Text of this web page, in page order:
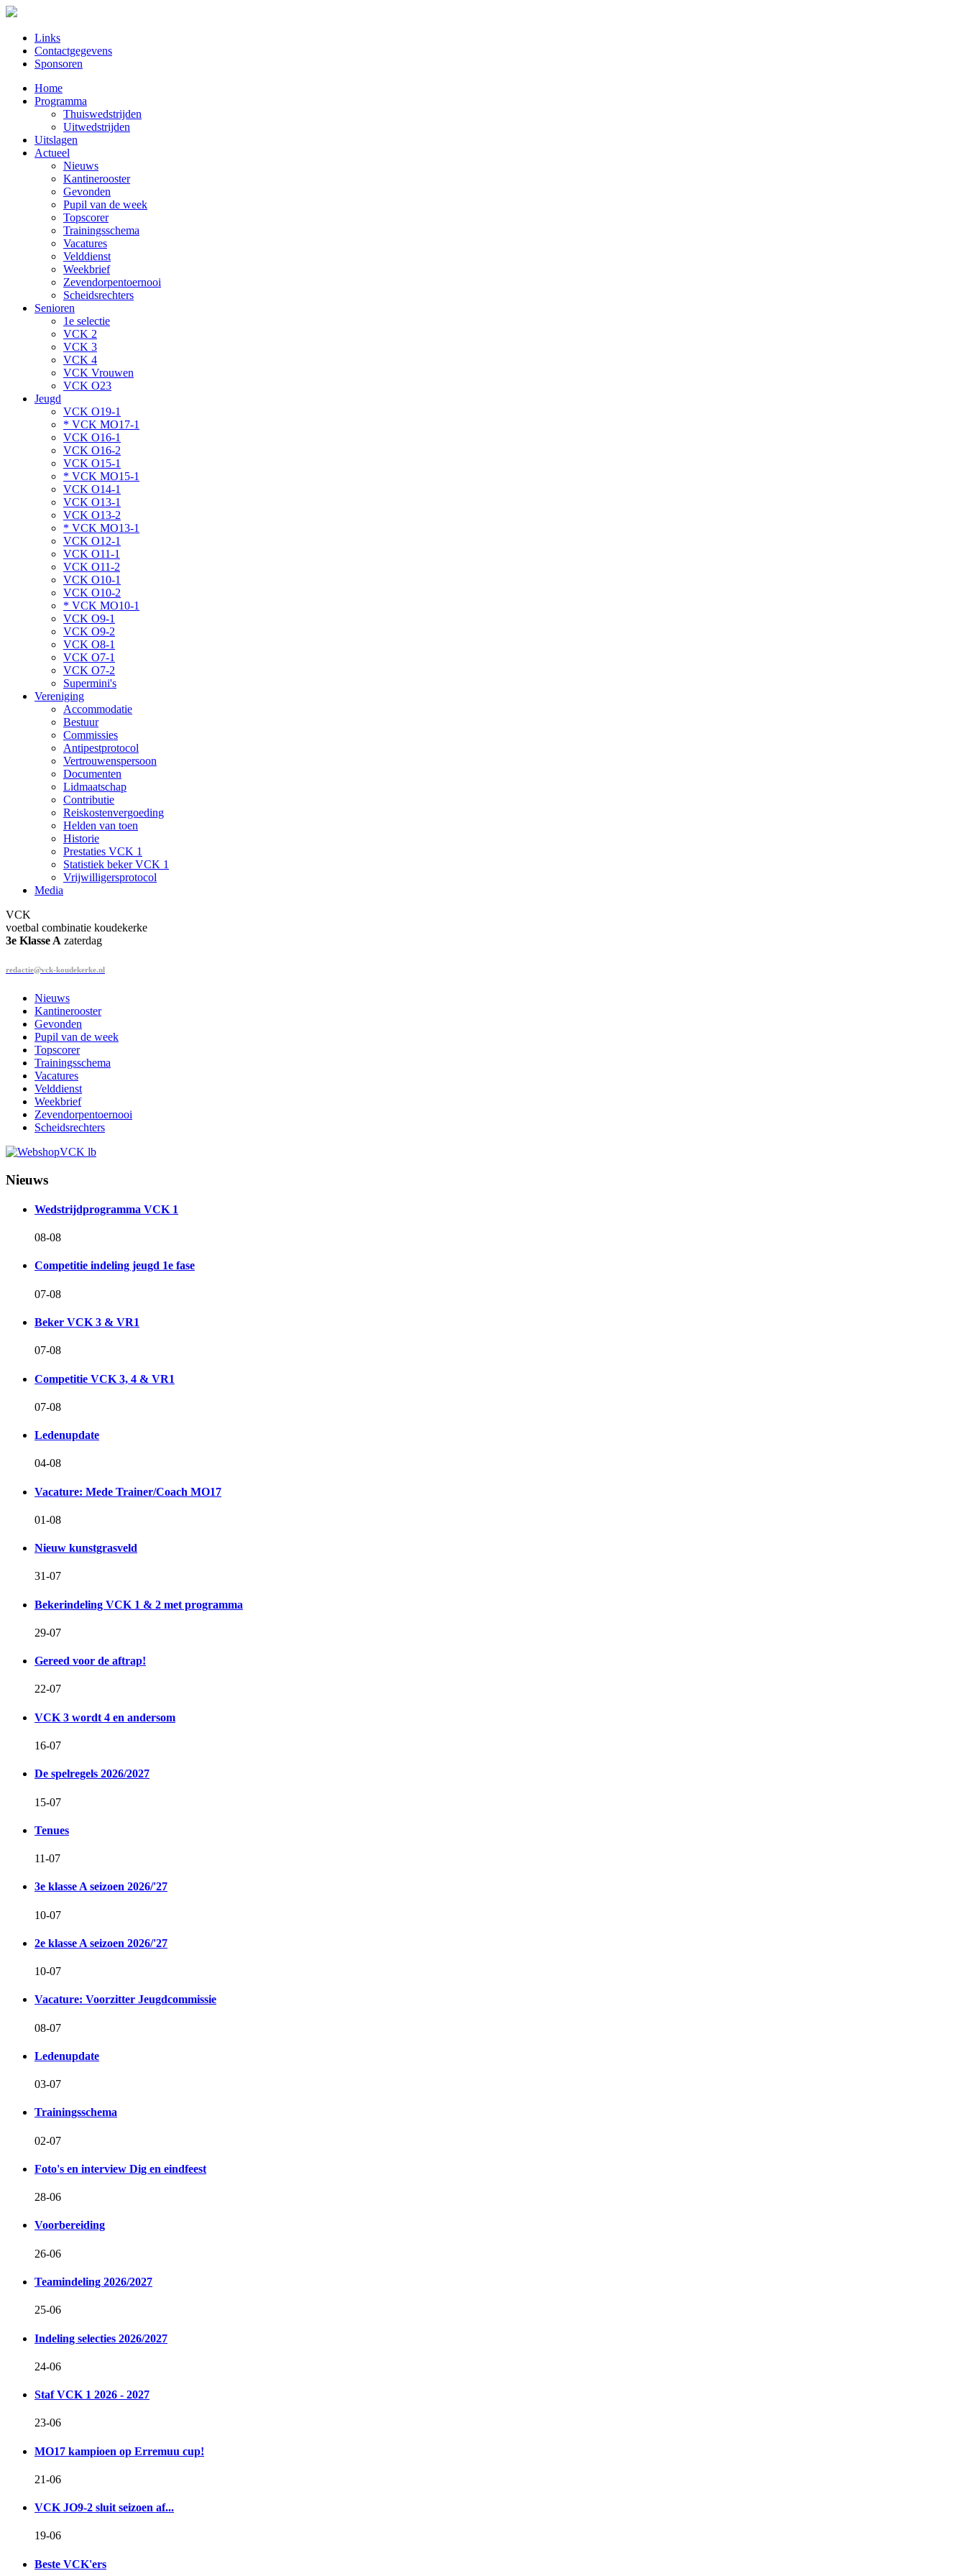
Links
Contactgegevens
Sponsoren
Home
Programma
Thuiswedstrijden
Uitwedstrijden
Uitslagen
Actueel
Nieuws
Kantinerooster
Gevonden
Pupil van de week
Topscorer
Trainingsschema
Vacatures
Velddienst
Weekbrief
Zevendorpentoernooi
Scheidsrechters
Senioren
1e selectie
VCK 2
VCK 3
VCK 4
VCK Vrouwen
VCK O23
Jeugd
VCK O19-1
* VCK MO17-1
VCK O16-1
VCK O16-2
VCK O15-1
* VCK MO15-1
VCK O14-1
VCK O13-1
VCK O13-2
* VCK MO13-1
VCK O12-1
VCK O11-1
VCK O11-2
VCK O10-1
VCK O10-2
* VCK MO10-1
VCK O9-1
VCK O9-2
VCK O8-1
VCK O7-1
VCK O7-2
Supermini's
Vereniging
Accommodatie
Bestuur
Commissies
Antipestprotocol
Vertrouwenspersoon
Documenten
Lidmaatschap
Contributie
Reiskostenvergoeding
Helden van toen
Historie
Prestaties VCK 1
Statistiek beker VCK 1
Vrijwilligersprotocol
Media
VCK
voetbal combinatie koudekerke
3e Klasse A zaterdag
redactie@vck-koudekerke.nl
Nieuws
Kantinerooster
Gevonden
Pupil van de week
Topscorer
Trainingsschema
Vacatures
Velddienst
Weekbrief
Zevendorpentoernooi
Scheidsrechters
Nieuws
Wedstrijdprogramma VCK 1
08-08
Competitie indeling jeugd 1e fase
07-08
Beker VCK 3 & VR1
07-08
Competitie VCK 3, 4 & VR1
07-08
Ledenupdate
04-08
Vacature: Mede Trainer/Coach MO17
01-08
Nieuw kunstgrasveld
31-07
Bekerindeling VCK 1 & 2 met programma
29-07
Gereed voor de aftrap!
22-07
VCK 3 wordt 4 en andersom
16-07
De spelregels 2026/2027
15-07
Tenues
11-07
3e klasse A seizoen 2026/'27
10-07
2e klasse A seizoen 2026/'27
10-07
Vacature: Voorzitter Jeugdcommissie
08-07
Ledenupdate
03-07
Trainingsschema
02-07
Foto's en interview Dig en eindfeest
28-06
Voorbereiding
26-06
Teamindeling 2026/2027
25-06
Indeling selecties 2026/2027
24-06
Staf VCK 1 2026 - 2027
23-06
MO17 kampioen op Erremuu cup!
21-06
VCK JO9-2 sluit seizoen af...
19-06
Beste VCK'ers